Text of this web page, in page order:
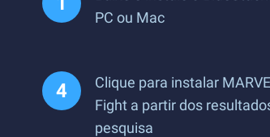
PC ou Mac
Clique para instalar
Fight a partir dos
pesquisa